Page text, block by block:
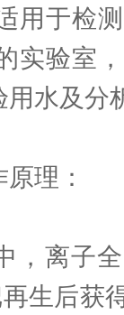
用于检
实验室
水及分
理：
，离子
生后获